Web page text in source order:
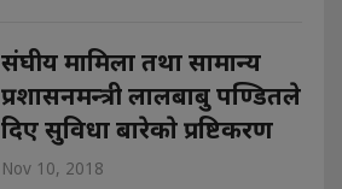
संघीय मामिला तथा सामान्य
प्रशासनमन्त्री लालबाबु पण्डितले
दिए सुविधा बारेकाे प्रष्टिकरण
Nov 10, 2018